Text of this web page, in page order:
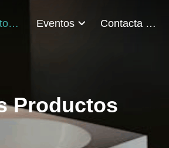
Productos Eventos Contacta Con Nosotros
Productos